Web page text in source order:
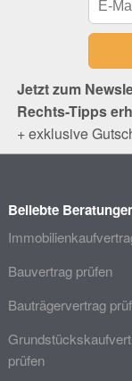
Jetzt zum
Rechts-Tipps
+ exklusive
Beliebte
Bauvertrag prüfen
Bauträgervertrag
prüfen